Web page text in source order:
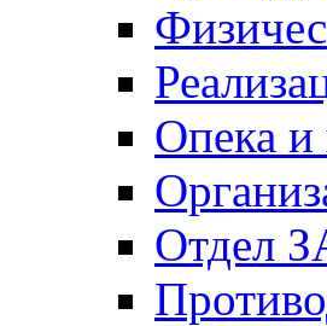
Опека и
Отдел